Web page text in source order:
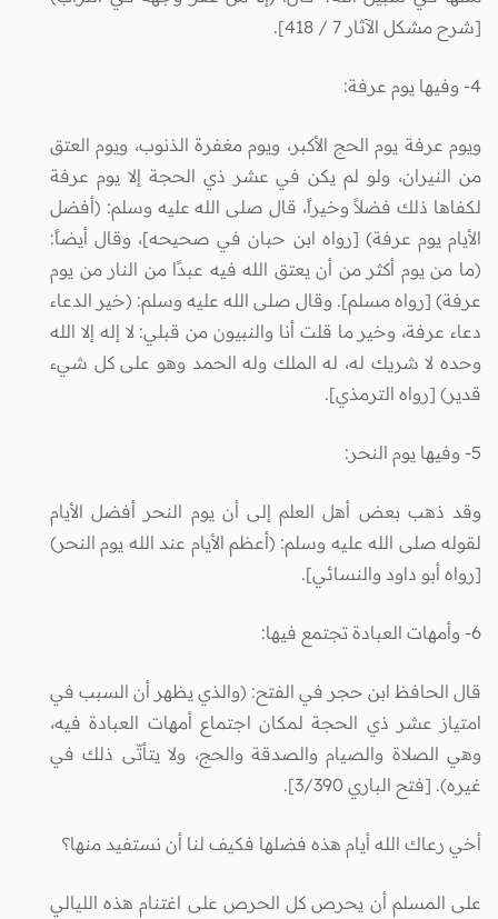
[شرح مشكل الآثار 7 / 418].
4- وفيها يوم عرفة:
ويوم عرفة يوم الحج الأكبر، ويوم مغفرة الذنوب، ويوم العتق
من النيران، ولو لم يكن في عشر ذي الحجة إلا يوم عرفة
لكفاها ذلك فضلاً وخيراً، قال صلى الله عليه وسلم: (أفضل
الأيام يوم عرفة) [رواه ابن حبان في صحيحه]، وقال أيضاً:
(ما من يوم أكثر من أن يعتق الله فيه عبدًا من النار من يوم
عرفة) [رواه مسلم]. وقال صلى الله عليه وسلم: (خير الدعاء
دعاء عرفة، وخير ما قلت أنا والنبيون من قبلي: لا إله إلا الله
وحده لا شريك له، له الملك وله الحمد وهو على كل شيء
قدير) [رواه الترمذي].
5- وفيها يوم النحر:
وقد ذهب بعض أهل العلم إلى أن يوم النحر أفضل الأيام
لقوله صلى الله عليه وسلم: (أعظم الأيام عند الله يوم النحر)
[رواه أبو داود والنسائي].
6- وأمهات العبادة تجتمع فيها:
قال الحافظ ابن حجر في الفتح: (والذي يظهر أن السبب في
امتياز عشر ذي الحجة لمكان اجتماع أمهات العبادة فيه،
وهي الصلاة والصيام والصدقة والحج، ولا يتأتّى ذلك في
غيره). [فتح الباري 3/390].
أخي رعاك الله أيام هذه فضلها فكيف لنا أن نستفيد منها؟
على المسلم أن يحرص كل الحرص على اغتنام هذه الليالي